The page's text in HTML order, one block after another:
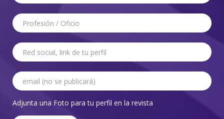
Adjunta una Foto para tu perfil en la revista